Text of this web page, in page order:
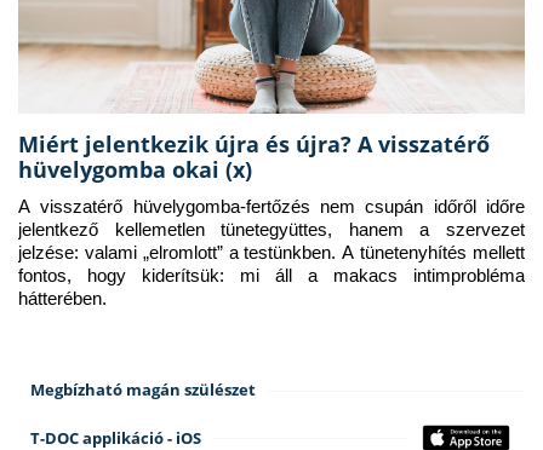
Miért jelentkezik újra és újra? A visszatérő
hüvelygomba okai (x)
A visszatérő hüvelygomba-fertőzés nem csupán időről időre
jelentkező kellemetlen tünetegyüttes, hanem a szervezet
jelzése: valami „elromlott” a testünkben. A tünetenyhítés mellett
fontos, hogy kiderítsük: mi áll a makacs intimprobléma
hátterében.
Megbízható magán szülészet
T-DOC applikáció - iOS